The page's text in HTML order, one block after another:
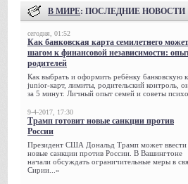
В МИРЕ: ПОСЛЕДНИЕ НОВОСТИ
сегодня, 01:52
Как банковская карта семилетнего
шагом к финансовой независимости:
родителей
Как выбрать и оформить ребёнку банковскую
junior-карт, лимиты, родительский контроль,
за 5 минут. Личный опыт семей и советы
9-4-2017, 17:30
Трамп готовит новые санкции против
России
Президент США Дональд Трамп может ввести
новые санкции против России. В Вашингтоне
начали обсуждать ограничительные меры в
Сирии...»